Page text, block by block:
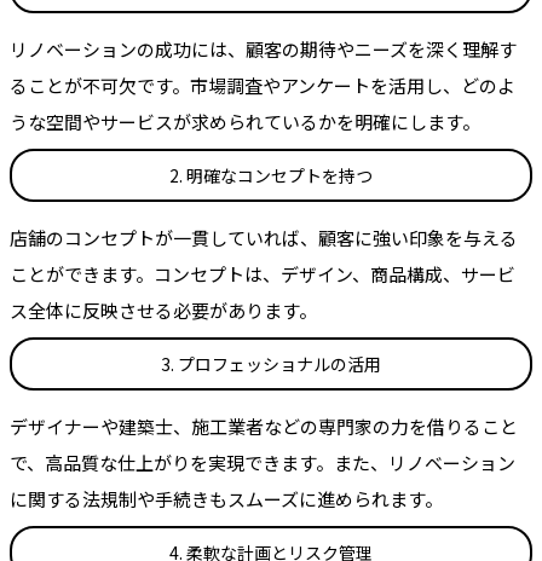
リノベーションの成功には、顧客の期待やニーズを深く理解す
ることが不可欠です。市場調査やアンケートを活用し、どのよ
うな空間やサービスが求められているかを明確にします。
2. 明確なコンセプトを持つ
店舗のコンセプトが一貫していれば、顧客に強い印象を与える
ことができます。コンセプトは、デザイン、商品構成、サービ
ス全体に反映させる必要があります。
3. プロフェッショナルの活用
デザイナーや建築士、施工業者などの専門家の力を借りること
で、高品質な仕上がりを実現できます。また、リノベーション
に関する法規制や手続きもスムーズに進められます。
4. 柔軟な計画とリスク管理